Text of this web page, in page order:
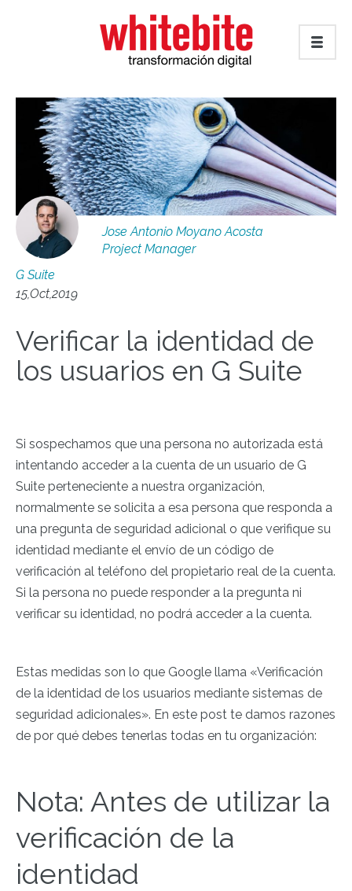
Jose Antonio Moyano Acosta
Project Manager
G Suite
15,Oct,2019
Verificar la identidad de
los usuarios en G Suite
Si sospechamos que una persona no autorizada está
intentando acceder a la cuenta de un usuario de G
Suite perteneciente a nuestra organización,
normalmente se solicita a esa persona que responda a
una pregunta de seguridad adicional o que verifique su
identidad mediante el envío de un código de
verificación al teléfono del propietario real de la cuenta.
Si la persona no puede responder a la pregunta ni
verificar su identidad, no podrá acceder a la cuenta.
Estas medidas son lo que Google llama «Verificación
de la identidad de los usuarios mediante sistemas de
seguridad adicionales». En este post te damos razones
de por qué debes tenerlas todas en tu organización:
Nota: Antes de utilizar la
verificación de la
identidad